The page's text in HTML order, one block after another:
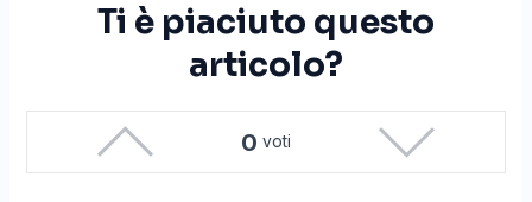
Ti è piaciuto questo
articolo?
0 voti